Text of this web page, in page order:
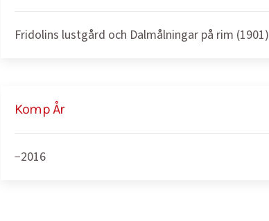
Fridolins lustgård och Dalmålningar på rim (1901)
Komp År
−2016